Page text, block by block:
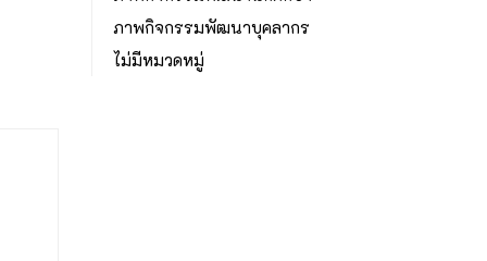
ภาพกิจกรรมพัฒนาบุคลากร
ไม่มีหมวดหมู่